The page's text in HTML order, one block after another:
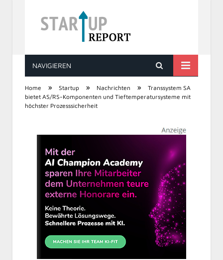
STARTUP REPORT
NAVIGIEREN
Home » Startup » Nachrichten »
Transsystem SA
bietet AS/RS-Komponenten und Tieftemperatursysteme mit
höchster Prozesssicherheit